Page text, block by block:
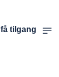
få tilgang